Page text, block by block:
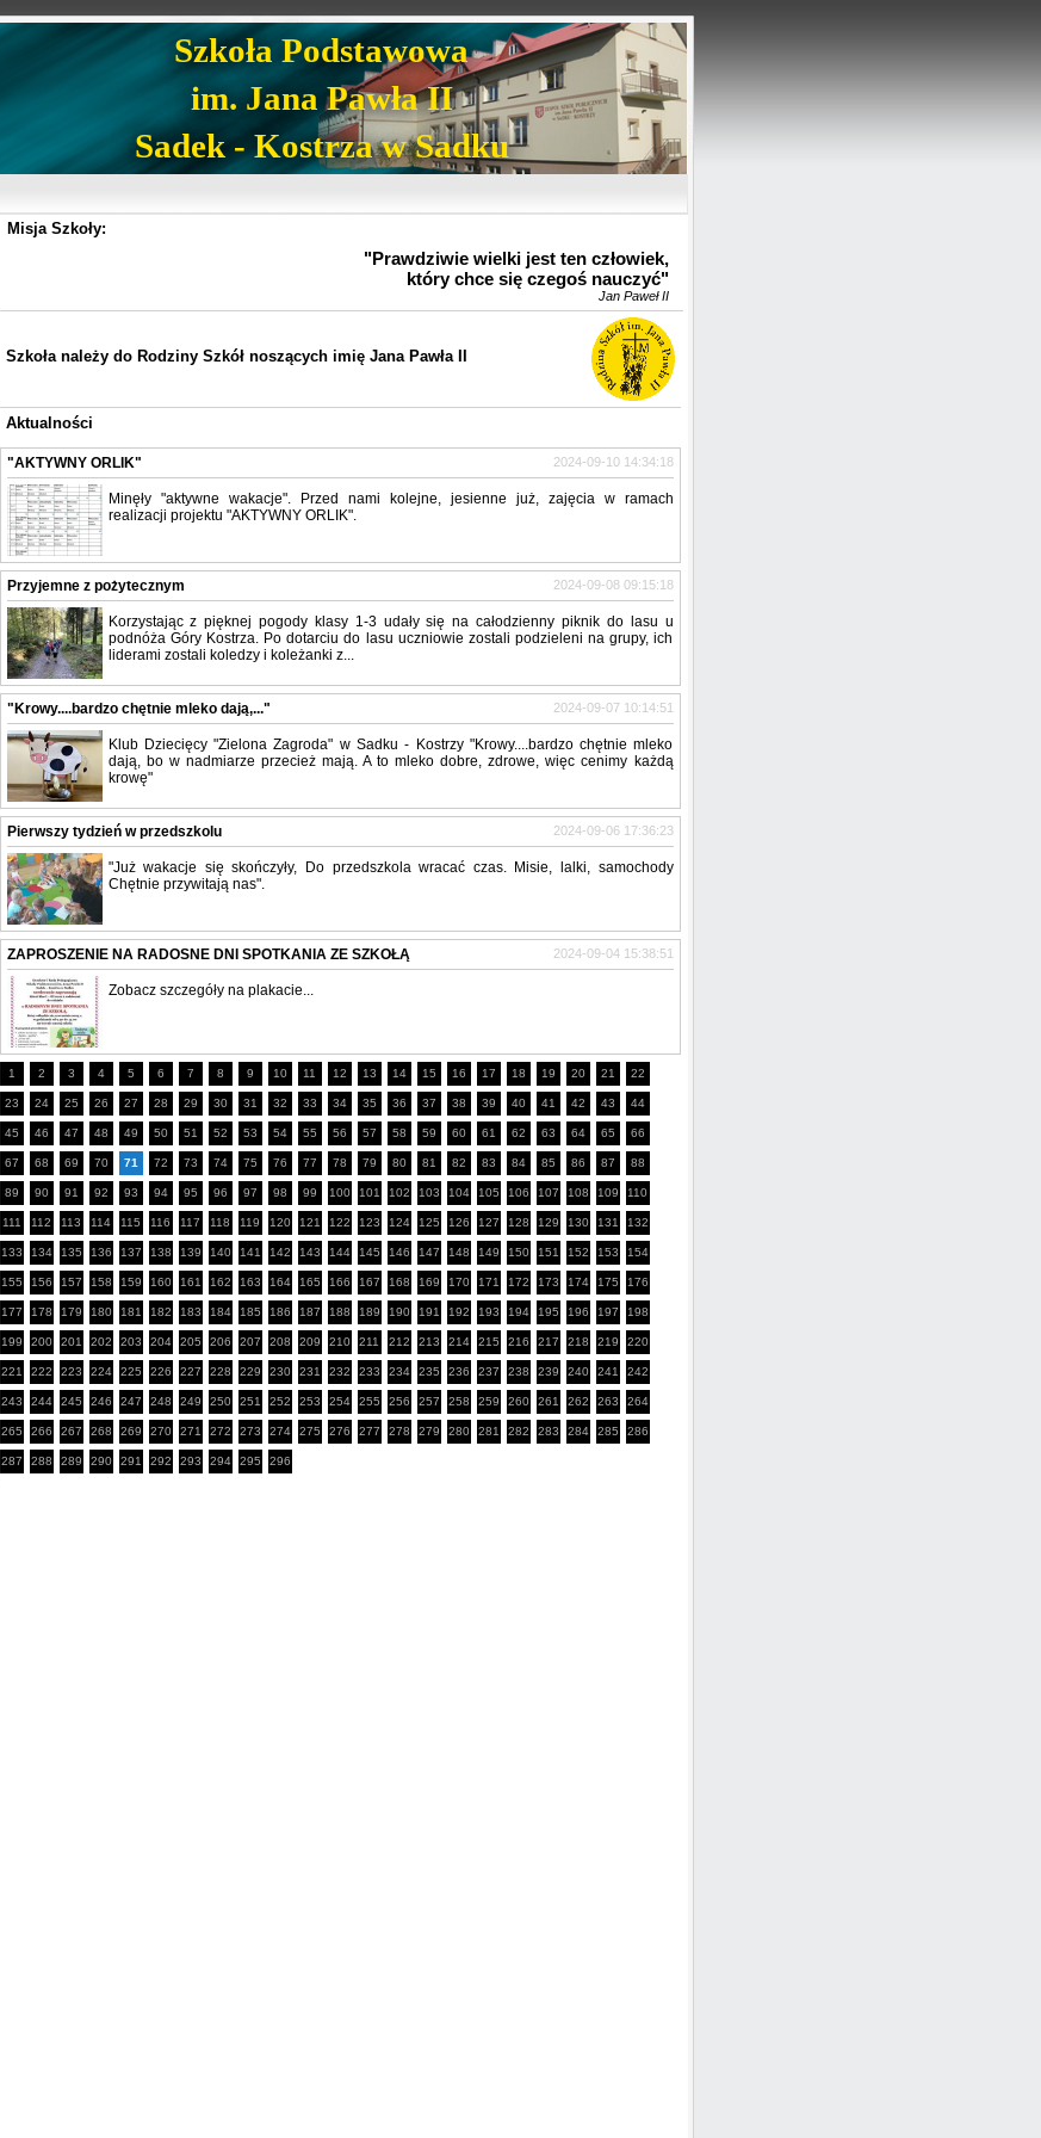
Szkoła Podstawowa
im. Jana Pawła II
Sadek - Kostrza w Sadku
Misja Szkoły:
"Prawdziwie wielki jest ten człowiek,
który chce się czegoś nauczyć"
Jan Paweł II
Szkoła należy do Rodziny Szkół noszących imię Jana Pawła II
Aktualności
"AKTYWNY ORLIK" 2024-09-10 14:34:18
Minęły "aktywne wakacje". Przed nami kolejne, jesienne już, zajęcia w ramach
realizacji projektu "AKTYWNY ORLIK".
Przyjemne z pożytecznym 2024-09-08 09:15:18
Korzystając z pięknej pogody klasy 1-3 udały się na całodzienny piknik do lasu u
podnóża Góry Kostrza. Po dotarciu do lasu uczniowie zostali podzieleni na grupy, ich
liderami zostali koledzy i koleżanki z...
"Krowy....bardzo chętnie mleko dają,..." 2024-09-07 10:14:51
Klub Dziecięcy "Zielona Zagroda" w Sadku - Kostrzy "Krowy....bardzo chętnie mleko
dają, bo w nadmiarze przecież mają. A to mleko dobre, zdrowe, więc cenimy każdą
krowę"
Pierwszy tydzień w przedszkolu 2024-09-06 17:36:23
"Już wakacje się skończyły, Do przedszkola wracać czas. Misie, lalki, samochody
Chętnie przywitają nas".
ZAPROSZENIE NA RADOSNE DNI SPOTKANIA ZE SZKOŁĄ 2024-09-04 15:38:51
Zobacz szczegóły na plakacie...
1 2 3 4 5 6 7 8 9 10 11 12 13 14 15 16 17 18 19 20 21 22
23 24 25 26 27 28 29 30 31 32 33 34 35 36 37 38 39 40 41 42 43 44
45 46 47 48 49 50 51 52 53 54 55 56 57 58 59 60 61 62 63 64 65 66
67 68 69 70 71 72 73 74 75 76 77 78 79 80 81 82 83 84 85 86 87 88
89 90 91 92 93 94 95 96 97 98 99 100 101 102 103 104 105 106 107 108 109 110
111 112 113 114 115 116 117 118 119 120 121 122 123 124 125 126 127 128 129 130 131 132
133 134 135 136 137 138 139 140 141 142 143 144 145 146 147 148 149 150 151 152 153 154
155 156 157 158 159 160 161 162 163 164 165 166 167 168 169 170 171 172 173 174 175 176
177 178 179 180 181 182 183 184 185 186 187 188 189 190 191 192 193 194 195 196 197 198
199 200 201 202 203 204 205 206 207 208 209 210 211 212 213 214 215 216 217 218 219 220
221 222 223 224 225 226 227 228 229 230 231 232 233 234 235 236 237 238 239 240 241 242
243 244 245 246 247 248 249 250 251 252 253 254 255 256 257 258 259 260 261 262 263 264
265 266 267 268 269 270 271 272 273 274 275 276 277 278 279 280 281 282 283 284 285 286
287 288 289 290 291 292 293 294 295 296